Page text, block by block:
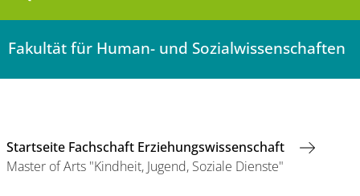
Fakultät für Human- und Sozialwissenschaften
Startseite Fachschaft Erziehungswissenschaft
Master of Arts "Kindheit, Jugend, Soziale Dienste"